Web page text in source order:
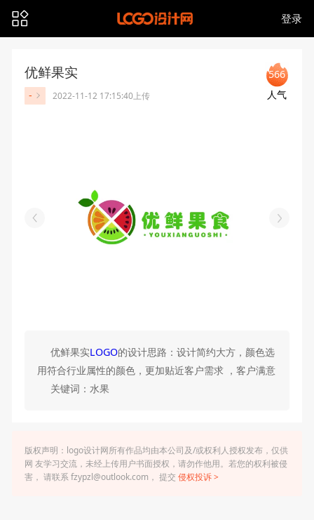
登录
优鲜果实
- 2022-11-12 17:15:40上传
566
人气
优鲜果实LOGO的设计思路：设计简约大方，颜色选
用符合行业属性的颜色，更加贴近客户需求 ，客户满意
关键词：水果
版权声明：logo设计网所有作品均由本公司及/或权利人授权发布，仅供
网 友学习交流，未经上传用户书面授权，请勿作他用。若您的权利被侵
害， 请联系 fzypzl@outlook.com， 提交 侵权投诉 >